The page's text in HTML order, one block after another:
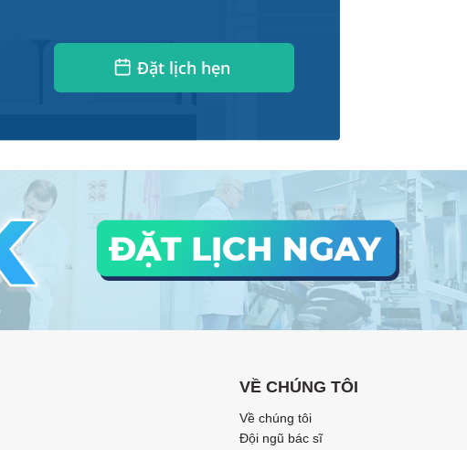
Đặt lịch hẹn
VỀ CHÚNG TÔI
Về chúng tôi
Đội ngũ bác sĩ